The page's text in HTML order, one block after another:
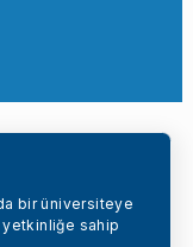
bir üniversiteye
yetkinliğe sahip